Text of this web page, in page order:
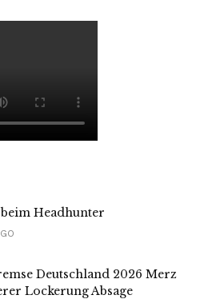
Headhunter
Deutschland 2026 Merz
Lockerung Absage